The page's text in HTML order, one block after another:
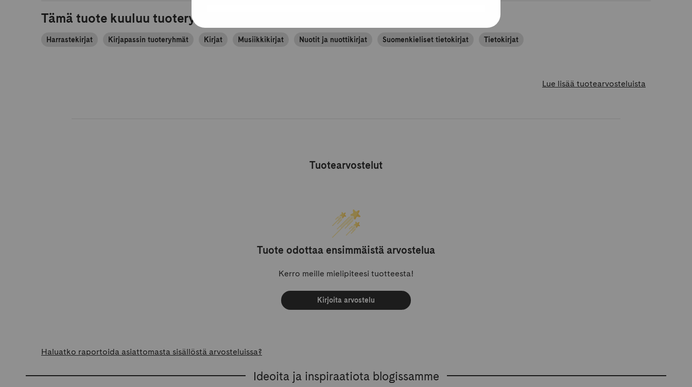
Tämä tuote kuuluu tuoteryhmiin
Harrastekirjat Kirjapassin tuoteryhmät Kirjat Musiikkikirjat Nuotit ja nuottikirjat Suomenkieliset tietokirjat Tietokirjat
Lue lisää tuotearvosteluista
Tuotearvostelut
Tuote odottaa ensimmäistä arvostelua
Kerro meille mielipiteesi tuotteesta!
Kirjoita arvostelu
Haluatko raportoida asiattomasta sisällöstä arvosteluissa?
Ideoita ja inspiraatiota blogissamme